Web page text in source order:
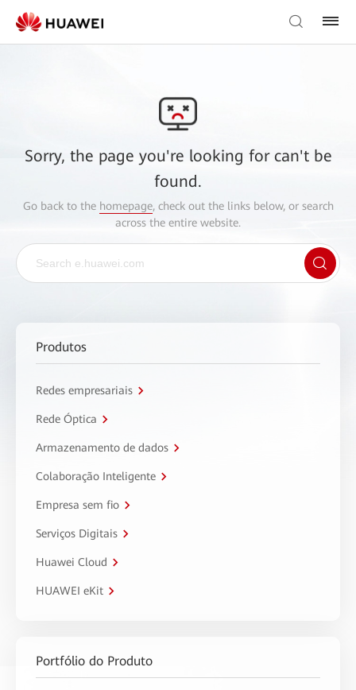
Sorry, the page you're looking for can't be
found.
Go back to the homepage, check out the links below, or search
across the entire website.
Produtos
Redes empresariais
Rede Óptica
Armazenamento de dados
Colaboração Inteligente
Empresa sem fio
Serviços Digitais
Huawei Cloud
HUAWEI eKit
Portfólio do Produto